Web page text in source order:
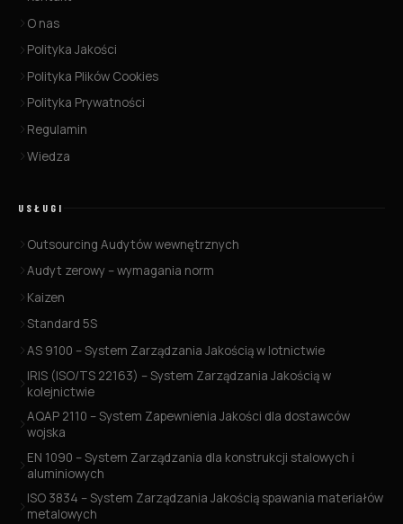
O nas
Polityka Jakości
Polityka Plików Cookies
Polityka Prywatności
Regulamin
Wiedza
USŁUGI
Outsourcing Audytów wewnętrznych
Audyt zerowy – wymagania norm
Kaizen
Standard 5S
AS 9100 – System Zarządzania Jakością w lotnictwie
IRIS (ISO/TS 22163) – System Zarządzania Jakością w
kolejnictwie
AQAP 2110 – System Zapewnienia Jakości dla dostawców
wojska
EN 1090 – System Zarządzania dla konstrukcji stalowych i
aluminiowych
ISO 3834 – System Zarządzania Jakością spawania materiałów
metalowych